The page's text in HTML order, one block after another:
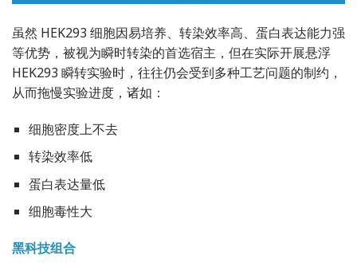
虽然 HEK293 细胞因易培养、转染效率高、蛋白表达能力强
等优势，被视为瞬时转染的首选宿主，但在实际开展悬浮
HEK293 瞬转实验时，往往仍会受到多种工艺问题的制约，
从而拖慢实验进度，诸如：
细胞密度上不去
转染效率低
蛋白表达量低
细胞毒性大
黑科技组合